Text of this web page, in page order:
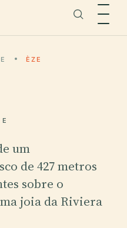
ÈZE
um
de 427 metros
sobre o
joia da Riviera